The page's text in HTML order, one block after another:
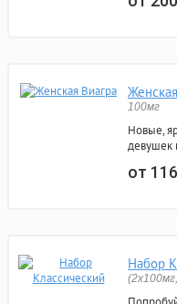
100мг
Новые,
девушек
от
Набор